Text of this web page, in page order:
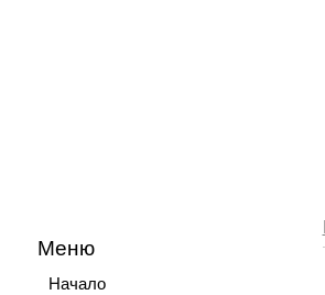
Меню
Начало